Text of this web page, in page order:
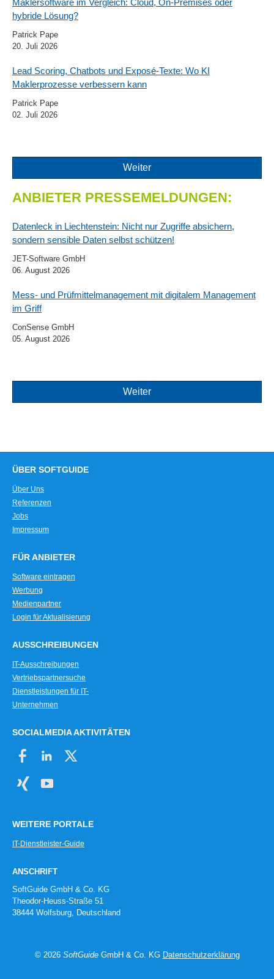
Maklersoftware im Vergleich: Cloud, On-Premises oder
hybride Lösung?
Patrick Pape
20. Juli 2026
Lead Scoring, Chatbots und Exposé-Texte: Wo KI
Maklerprozesse verbessern kann
Patrick Pape
02. Juli 2026
Weiter
ANBIETER PRESSEMELDUNGEN:
Datenleck in Liechtenstein: Nicht nur Zugriffe absichern,
sondern sensible Daten selbst schützen!
JET-Software GmbH
06. August 2026
Mess- und Prüfmittelmanagement mit digitalem Management
im Griff
ConSense GmbH
05. August 2026
Weiter
ÜBER SOFTGUIDE
Über Uns
Referenzen
Jobs
Impressum
FÜR ANBIETER
Software eintragen
Werbung
Medienpartner
Login für Aktualisierung
AUSSCHREIBUNGEN
IT-Ausschreibungen
Vertriebspartnersuche
Dienstleistungen für IT-
Unternehmen
SOCIALMEDIA AKTIVITÄTEN
WEITERE PORTALE
IT-Dienstleister-Guide
ANSCHRIFT
SoftGuide GmbH & Co. KG
Theodor-Heuss-Straße 51
38444 Wolfsburg, Deutschland
© 2026 SoftGuideGmbH & Co. KG Datenschutzerklärung